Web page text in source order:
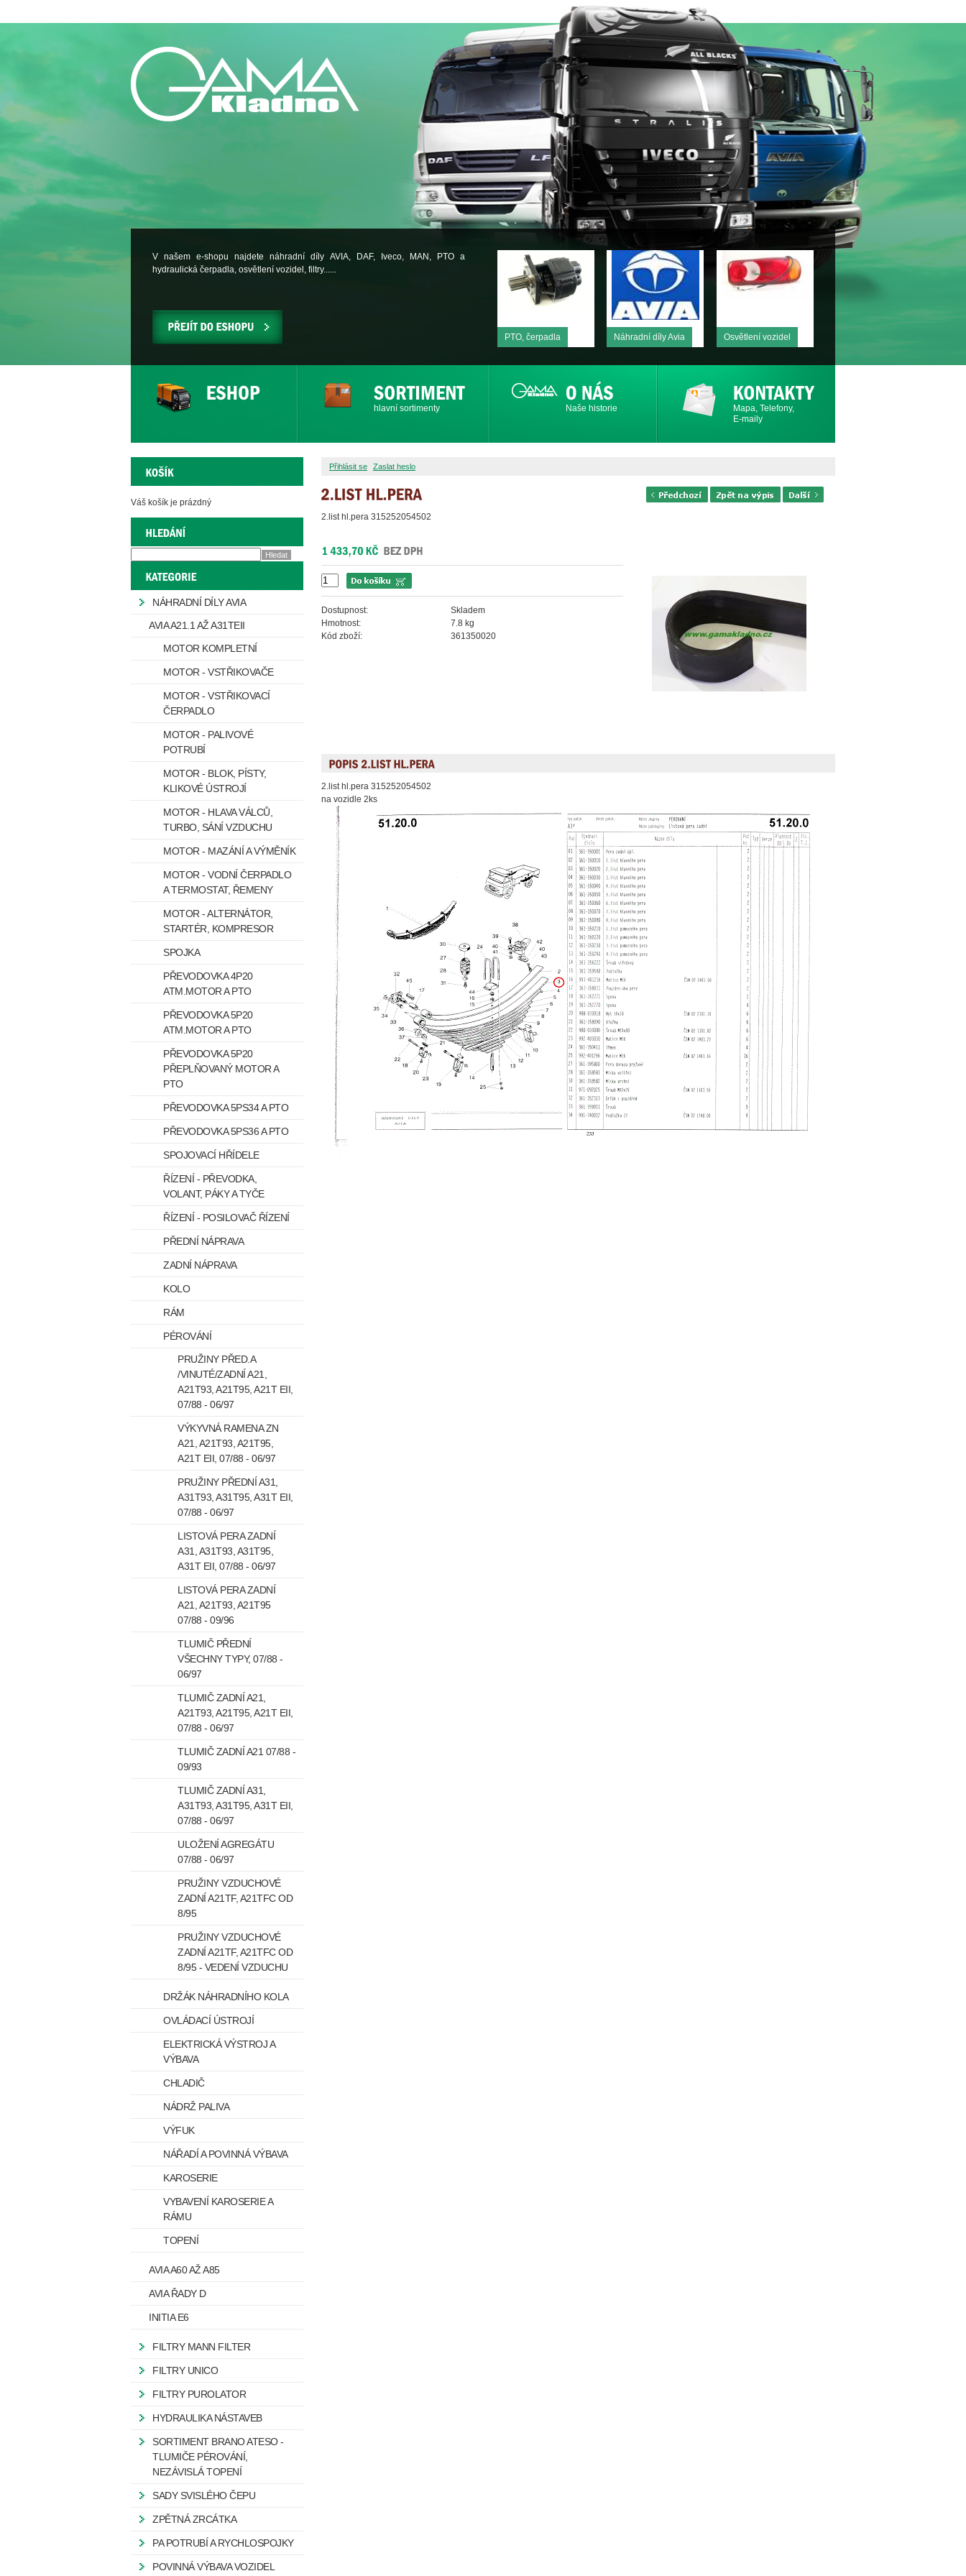
V našem e-shopu najdete náhradní díly AVIA, DAF, Iveco, MAN, PTO a
hydraulická čerpadla, osvětlení vozidel, filtry......
PTO, čerpadla Náhradní díly Avia Osvětlení vozidel
hlavní sortimenty Naše historie
Mapa, Telefony,
E-maily
Přihlásit se Zaslat heslo
2.list hl.pera 315252054502
Dostupnost:
Skladem
Hmotnost:
7.8 kg
Kód zboží:
361350020
2.list hl.pera 315252054502
na vozidle 2ks
Váš košík je prázdný
NÁHRADNÍ DÍLY AVIA
AVIA A21.1 AŽ A31TEII
MOTOR KOMPLETNÍ
MOTOR - VSTŘIKOVAČE
MOTOR - VSTŘIKOVACÍ
ČERPADLO
MOTOR - PALIVOVÉ
POTRUBÍ
MOTOR - BLOK, PÍSTY,
KLIKOVÉ ÚSTROJÍ
MOTOR - HLAVA VÁLCŮ,
TURBO, SÁNÍ VZDUCHU
MOTOR - MAZÁNÍ A VÝMĚNÍK
MOTOR - VODNÍ ČERPADLO
A TERMOSTAT, ŘEMENY
MOTOR - ALTERNÁTOR,
STARTÉR, KOMPRESOR
SPOJKA
PŘEVODOVKA 4P20
ATM.MOTOR A PTO
PŘEVODOVKA 5P20
ATM.MOTOR A PTO
PŘEVODOVKA 5P20
PŘEPLŇOVANÝ MOTOR A
PTO
PŘEVODOVKA 5PS34 A PTO
PŘEVODOVKA 5PS36 A PTO
SPOJOVACÍ HŘÍDELE
ŘÍZENÍ - PŘEVODKA,
VOLANT, PÁKY A TYČE
ŘÍZENÍ - POSILOVAČ ŘÍZENÍ
PŘEDNÍ NÁPRAVA
ZADNÍ NÁPRAVA
KOLO
RÁM
PÉROVÁNÍ
PRUŽINY PŘED.A
/VINUTÉ/ZADNÍ A21,
A21T93, A21T95, A21T EII,
07/88 - 06/97
VÝKYVNÁ RAMENA ZN
A21, A21T93, A21T95,
A21T EII, 07/88 - 06/97
PRUŽINY PŘEDNÍ A31,
A31T93, A31T95, A31T EII,
07/88 - 06/97
LISTOVÁ PERA ZADNÍ
A31, A31T93, A31T95,
A31T EII, 07/88 - 06/97
LISTOVÁ PERA ZADNÍ
A21, A21T93, A21T95
07/88 - 09/96
TLUMIČ PŘEDNÍ
VŠECHNY TYPY, 07/88 -
06/97
TLUMIČ ZADNÍ A21,
A21T93, A21T95, A21T EII,
07/88 - 06/97
TLUMIČ ZADNÍ A21 07/88 -
09/93
TLUMIČ ZADNÍ A31,
A31T93, A31T95, A31T EII,
07/88 - 06/97
ULOŽENÍ AGREGÁTU
07/88 - 06/97
PRUŽINY VZDUCHOVÉ
ZADNÍ A21TF, A21TFC OD
8/95
PRUŽINY VZDUCHOVÉ
ZADNÍ A21TF, A21TFC OD
8/95 - VEDENÍ VZDUCHU
DRŽÁK NÁHRADNÍHO KOLA
OVLÁDACÍ ÚSTROJÍ
ELEKTRICKÁ VÝSTROJ A
VÝBAVA
CHLADIČ
NÁDRŽ PALIVA
VÝFUK
NÁŘADÍ A POVINNÁ VÝBAVA
KAROSERIE
VYBAVENÍ KAROSERIE A
RÁMU
TOPENÍ
AVIA A60 AŽ A85
AVIA ŘADY D
INITIA E6
FILTRY MANN FILTER
FILTRY UNICO
FILTRY PUROLATOR
HYDRAULIKA NÁSTAVEB
SORTIMENT BRANO ATESO -
TLUMIČE PÉROVÁNÍ,
NEZÁVISLÁ TOPENÍ
SADY SVISLÉHO ČEPU
ZPĚTNÁ ZRCÁTKA
PA POTRUBÍ A RYCHLOSPOJKY
POVINNÁ VÝBAVA VOZIDEL